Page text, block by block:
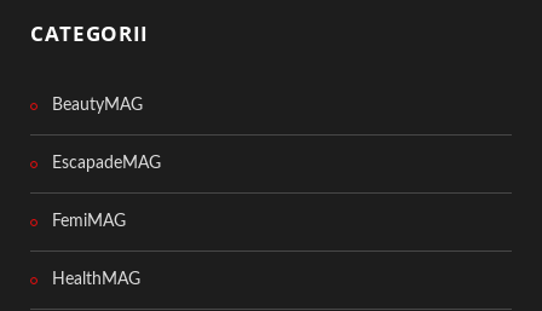
CATEGORII
BeautyMAG
EscapadeMAG
FemiMAG
HealthMAG